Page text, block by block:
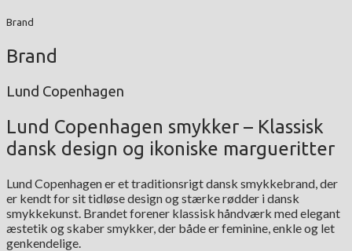
Brand
Brand
Lund Copenhagen
Lund Copenhagen smykker – Klassisk
dansk design og ikoniske margueritter
Lund Copenhagen er et traditionsrigt dansk smykkebrand, der
er kendt for sit tidløse design og stærke rødder i dansk
smykkekunst. Brandet forener klassisk håndværk med elegant
æstetik og skaber smykker, der både er feminine, enkle og let
genkendelige.